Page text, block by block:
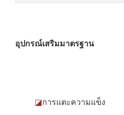
อุปกรณ์เสริมมาตรฐาน
◪การแตะความแข็ง